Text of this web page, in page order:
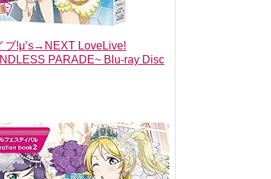
ブ!μ’s→NEXT LoveLive!
PARADE~ Blu-ray Disc